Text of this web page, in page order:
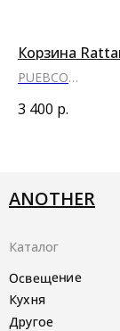
Корзина
PUEBCO
3 400 р.
Другое
Кухня
Освещение
ANOTHER
Каталог